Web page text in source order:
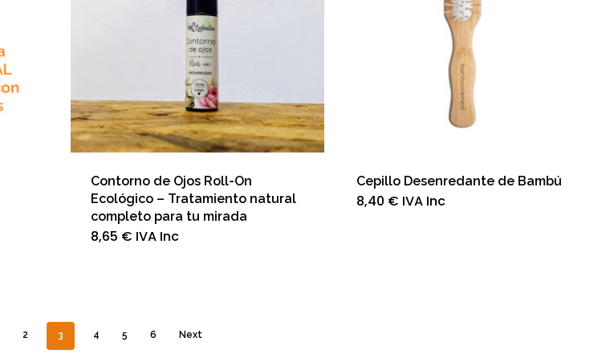
Contorno de Ojos Roll-On
Ecológico – Tratamiento natural
completo para tu mirada
8,65 € IVA Inc
Cepillo Desenredante de Bambú
8,40 € IVA Inc
2 3 4 5 6 Next